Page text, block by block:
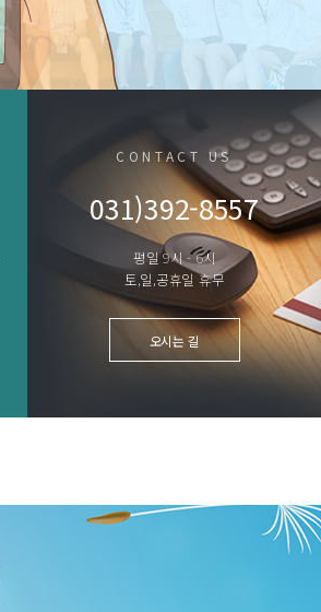
CONTACT US
031)392-8557
평일 9시 - 6시
토,일,공휴일 휴무
오시는 길